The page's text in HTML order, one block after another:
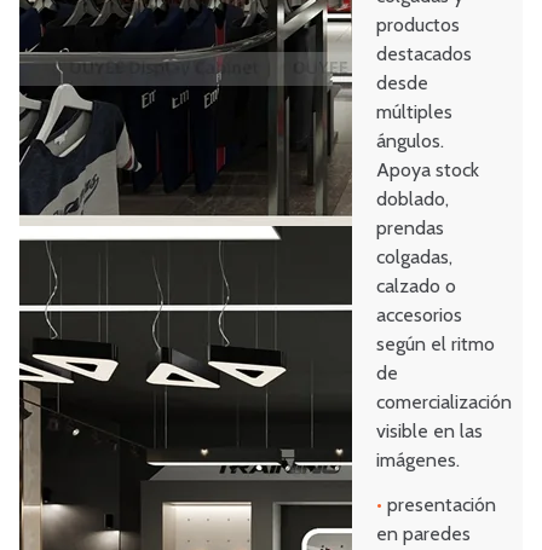
productos
destacados
desde
múltiples
ángulos.
Apoya stock
doblado,
prendas
colgadas,
calzado o
accesorios
según el ritmo
de
comercialización
visible en las
imágenes.
• presentación
en paredes